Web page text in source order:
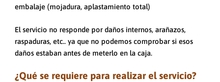
embalaje (mojadura, aplastamiento total)
El servicio no responde por daños internos, arañazos,
raspaduras, etc.. ya que no podemos comprobar si esos
daños estaban antes de meterlo en la caja.
¿Qué se requiere para realizar el servicio?